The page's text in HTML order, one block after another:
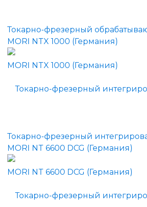
Токарно-фрезерный
MORI NTX 1000 (Германия)
Токарно-фрезерный
MORI NT 6600 DCG (Германия)